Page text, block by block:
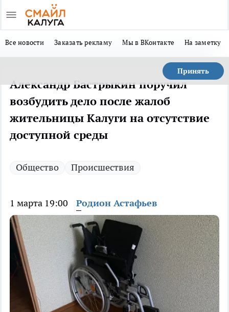
Все новости Заказать рекламу Мы в ВКонтакте На заметку
Принять
Александр Бастрыкин поручил
возбудить дело после жалоб
жительницы Калуги на отсутствие
доступной среды
Общество Происшествия
1 марта 19:00 Родион Астафьев